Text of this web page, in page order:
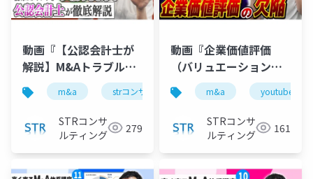
動画『【公認会計士が
解説】M&Aトラブルを
防ぐ貸借対照表の説明
ポイント｜業者任せだ
と大損します！』で投
影した資料
m&a strコンサルティング 公認会計士
STRコンサ
ルティング
279
動画『企業価値評価
（バリュエーション）
の「欠陥」を公認会計
士が解説』で投影した
m&a youtube
STRコンサ
ルティング
161